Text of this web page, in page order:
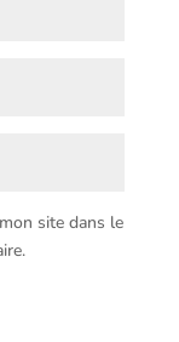
site dans le